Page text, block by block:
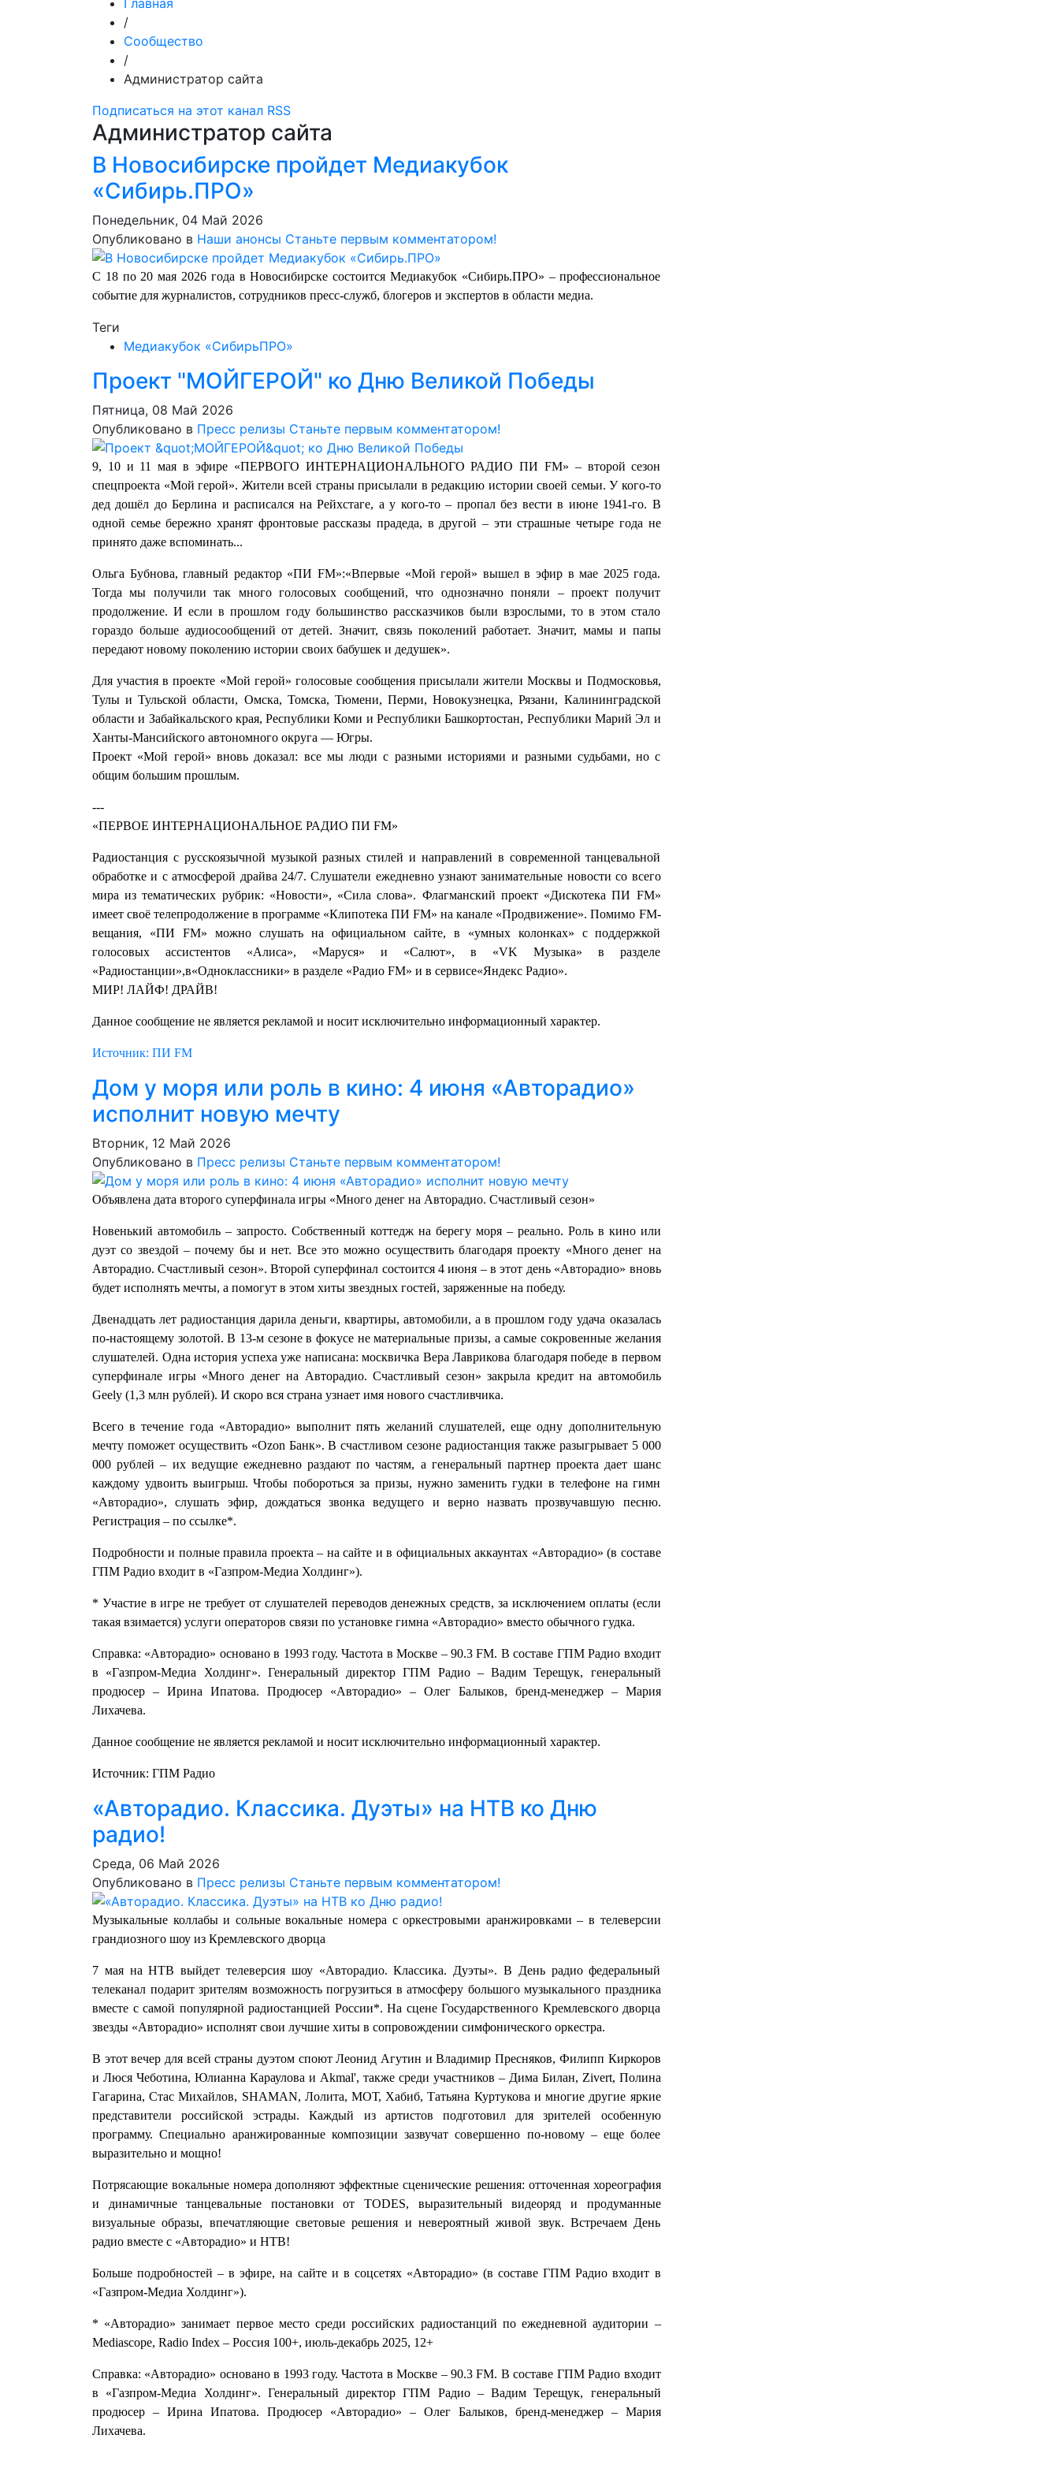
Главная
/
Сообщество
/
Администратор сайта
Подписаться на этот канал RSS
Администратор сайта
В Новосибирске пройдет Медиакубок
«Сибирь.ПРО»
Понедельник, 04 Май 2026
Опубликовано в Наши анонсы Станьте первым комментатором!
С 18 по 20 мая 2026 года в Новосибирске состоится Медиакубок «Сибирь.ПРО» – профессиональное
событие для журналистов, сотрудников пресс-служб, блогеров и экспертов в области медиа.
Теги
Медиакубок «СибирьПРО»
Проект "МОЙГЕРОЙ" ко Дню Великой Победы
Пятница, 08 Май 2026
Опубликовано в Пресс релизы Станьте первым комментатором!
9, 10 и 11 мая в эфире «ПЕРВОГО ИНТЕРНАЦИОНАЛЬНОГО РАДИО ПИ FM» – второй сезон
спецпроекта «Мой герой». Жители всей страны присылали в редакцию истории своей семьи. У кого-то
дед дошёл до Берлина и расписался на Рейхстаге, а у кого-то – пропал без вести в июне 1941-го. В
одной семье бережно хранят фронтовые рассказы прадеда, в другой – эти страшные четыре года не
принято даже вспоминать...
Ольга Бубнова, главный редактор «ПИ FM»:«Впервые «Мой герой» вышел в эфир в мае 2025 года.
Тогда мы получили так много голосовых сообщений, что однозначно поняли – проект получит
продолжение. И если в прошлом году большинство рассказчиков были взрослыми, то в этом стало
гораздо больше аудиосообщений от детей. Значит, связь поколений работает. Значит, мамы и папы
передают новому поколению истории своих бабушек и дедушек».
Для участия в проекте «Мой герой» голосовые сообщения присылали жители Москвы и Подмосковья,
Тулы и Тульской области, Омска, Томска, Тюмени, Перми, Новокузнецка, Рязани, Калининградской
области и Забайкальского края, Республики Коми и Республики Башкортостан, Республики Марий Эл и
Ханты-Мансийского автономного округа — Югры.
Проект «Мой герой» вновь доказал: все мы люди с разными историями и разными судьбами, но с
общим большим прошлым.
---
«ПЕРВОЕ ИНТЕРНАЦИОНАЛЬНОЕ РАДИО ПИ FM»
Радиостанция с русскоязычной музыкой разных стилей и направлений в современной танцевальной
обработке и с атмосферой драйва 24/7. Слушатели ежедневно узнают занимательные новости со всего
мира из тематических рубрик: «Новости», «Сила слова». Флагманский проект «Дискотека ПИ FM»
имеет своё телепродолжение в программе «Клипотека ПИ FM» на канале «Продвижение». Помимо FM-
вещания, «ПИ FM» можно слушать на официальном сайте, в «умных колонках» с поддержкой
голосовых ассистентов «Алиса», «Маруся» и «Салют», в «VK Музыка» в разделе
«Радиостанции»,в«Одноклассники» в разделе «Радио FM» и в сервисе«Яндекс Радио».
МИР! ЛАЙФ! ДРАЙВ!
Данное сообщение не является рекламой и носит исключительно информационный характер.
Источник: ПИ FM
Дом у моря или роль в кино: 4 июня «Авторадио»
исполнит новую мечту
Вторник, 12 Май 2026
Опубликовано в Пресс релизы Станьте первым комментатором!
Объявлена дата второго суперфинала игры «Много денег на Авторадио. Счастливый сезон»
Новенький автомобиль – запросто. Собственный коттедж на берегу моря – реально. Роль в кино или
дуэт со звездой – почему бы и нет. Все это можно осуществить благодаря проекту «Много денег на
Авторадио. Счастливый сезон». Второй суперфинал состоится 4 июня – в этот день «Авторадио» вновь
будет исполнять мечты, а помогут в этом хиты звездных гостей, заряженные на победу.
Двенадцать лет радиостанция дарила деньги, квартиры, автомобили, а в прошлом году удача оказалась
по‑настоящему золотой. В 13-м сезоне в фокусе не материальные призы, а самые сокровенные желания
слушателей. Одна история успеха уже написана: москвичка Вера Лаврикова благодаря победе в первом
суперфинале игры «Много денег на Авторадио. Счастливый сезон» закрыла кредит на автомобиль
Geely (1,3 млн рублей). И скоро вся страна узнает имя нового счастливчика.
Всего в течение года «Авторадио» выполнит пять желаний слушателей, еще одну дополнительную
мечту поможет осуществить «Ozon Банк». В счастливом сезоне радиостанция также разыгрывает 5 000
000 рублей – их ведущие ежедневно раздают по частям, а генеральный партнер проекта дает шанс
каждому удвоить выигрыш. Чтобы побороться за призы, нужно заменить гудки в телефоне на гимн
«Авторадио», слушать эфир, дождаться звонка ведущего и верно назвать прозвучавшую песню.
Регистрация – по ссылке*.
Подробности и полные правила проекта – на сайте и в официальных аккаунтах «Авторадио» (в составе
ГПМ Радио входит в «Газпром-Медиа Холдинг»).
* Участие в игре не требует от слушателей переводов денежных средств, за исключением оплаты (если
такая взимается) услуги операторов связи по установке гимна «Авторадио» вместо обычного гудка.
Справка: «Авторадио» основано в 1993 году. Частота в Москве – 90.3 FM. В составе ГПМ Радио входит
в «Газпром-Медиа Холдинг». Генеральный директор ГПМ Радио – Вадим Терещук, генеральный
продюсер – Ирина Ипатова. Продюсер «Авторадио» – Олег Балыков, бренд-менеджер – Мария
Лихачева.
Данное сообщение не является рекламой и носит исключительно информационный характер.
Источник: ГПМ Радио
«Авторадио. Классика. Дуэты» на НТВ ко Дню
радио!
Среда, 06 Май 2026
Опубликовано в Пресс релизы Станьте первым комментатором!
Музыкальные коллабы и сольные вокальные номера с оркестровыми аранжировками – в телеверсии
грандиозного шоу из Кремлевского дворца
7 мая на НТВ выйдет телеверсия шоу «Авторадио. Классика. Дуэты». В День радио федеральный
телеканал подарит зрителям возможность погрузиться в атмосферу большого музыкального праздника
вместе с самой популярной радиостанцией России*. На сцене Государственного Кремлевского дворца
звезды «Авторадио» исполнят свои лучшие хиты в сопровождении симфонического оркестра.
В этот вечер для всей страны дуэтом споют Леонид Агутин и Владимир Пресняков, Филипп Киркоров
и Люся Чеботина, Юлианна Караулова и Akmal', также среди участников – Дима Билан, Zivert, Полина
Гагарина, Стас Михайлов, SHAMAN, Лолита, МОТ, Хабиб, Татьяна Куртукова и многие другие яркие
представители российской эстрады. Каждый из артистов подготовил для зрителей особенную
программу. Специально аранжированные композиции зазвучат совершенно по-новому – еще более
выразительно и мощно!
Потрясающие вокальные номера дополняют эффектные сценические решения: отточенная хореография
и динамичные танцевальные постановки от TODES, выразительный видеоряд и продуманные
визуальные образы, впечатляющие световые решения и невероятный живой звук. Встречаем День
радио вместе с «Авторадио» и НТВ!
Больше подробностей – в эфире, на сайте и в соцсетях «Авторадио» (в составе ГПМ Радио входит в
«Газпром-Медиа Холдинг»).
* «Авторадио» занимает первое место среди российских радиостанций по ежедневной аудитории –
Mediascope, Radio Index – Россия 100+, июль-декабрь 2025, 12+
Справка: «Авторадио» основано в 1993 году. Частота в Москве – 90.3 FM. В составе ГПМ Радио входит
в «Газпром-Медиа Холдинг». Генеральный директор ГПМ Радио – Вадим Терещук, генеральный
продюсер – Ирина Ипатова. Продюсер «Авторадио» – Олег Балыков, бренд-менеджер – Мария
Лихачева.